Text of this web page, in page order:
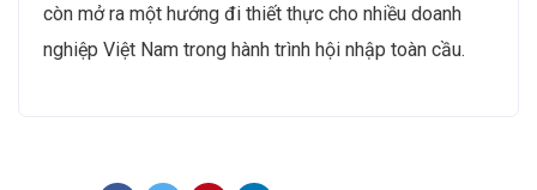
còn mở ra một hướng đi thiết thực cho nhiều doanh
nghiệp Việt Nam trong hành trình hội nhập toàn cầu.